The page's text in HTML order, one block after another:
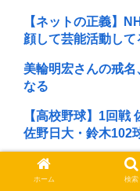
【ネットの正義】
顔して芸能活動し
美輪明宏さんの戒
なる
【高校野球】1回戦
佐野日大・鈴木102
【非音楽家】音楽
ノ」のケンモメン
ホーム 検索